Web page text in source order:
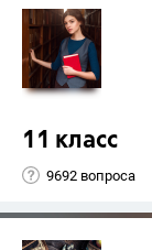
11 класс
9692 вопроса